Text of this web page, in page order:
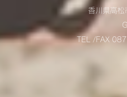
香川県高
TEL /FAX